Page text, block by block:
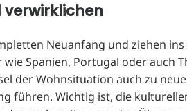
verwirklichen
Neuanfang und ziehen ins
Spanien, Portugal oder auch
der Wohnsituation auch zu
führen. Wichtig ist, die